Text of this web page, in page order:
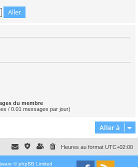
r
du membre
/ 0.01 messages par jour)
Aller à
Heures au format UTC+02:00
© phpBB Limited